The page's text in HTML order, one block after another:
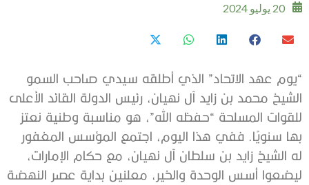
20 يوليو 2024
“يوم عهد الاتحاد” الذي أطلقه سيدي صاحب السمو
الشيخ محمد بن زايد آل نهيان، رئيس الدولة القائد الأعلى
للقوات المسلحة “حفظه الله”، هو مناسبة وطنية نعتز
بها سنويًا. ففي هذا اليوم، اجتمع المؤسس المغفور
له الشيخ زايد بن سلطان آل نهيان، مع حكام الإمارات،
ليضعوا أسس الوحدة والخير، معلنين بداية عصر النهضة